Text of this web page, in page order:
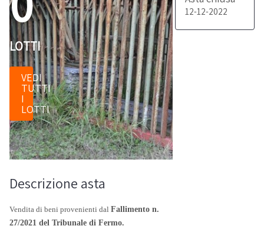
LOTTI
VEDI
TUTTI
I
LOTTI
12-12-2022
Descrizione asta
Vendita di beni provenienti dal Fallimento n.
27/2021 del Tribunale di Fermo.